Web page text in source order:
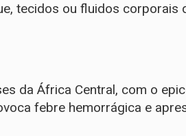
tecidos ou fluidos corporais
da África Central, com o
febre hemorrágica e